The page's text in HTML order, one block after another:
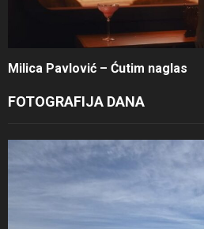
Milica Pavlović – Ćutim naglas
FOTOGRAFIJA DANA